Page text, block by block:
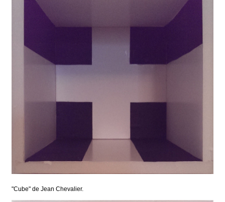
"Cube" de Jean Chevalier.